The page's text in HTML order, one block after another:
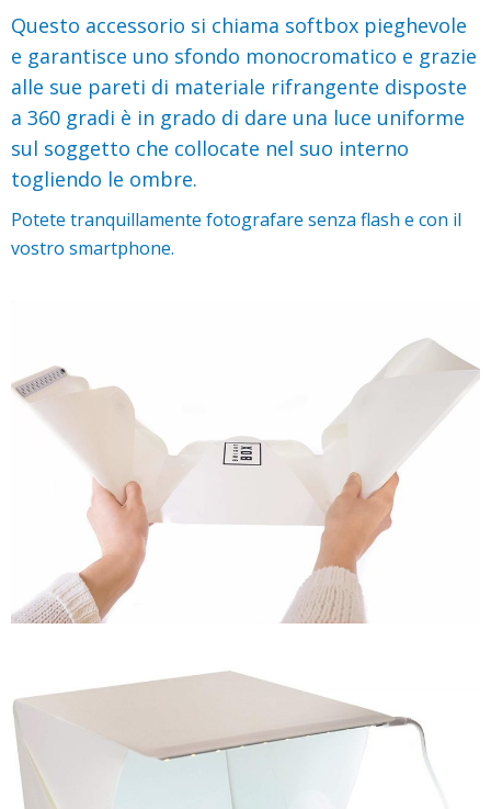
Questo accessorio si chiama softbox pieghevole
e garantisce uno sfondo monocromatico e grazie
alle sue pareti di materiale rifrangente disposte
a 360 gradi è in grado di dare una luce uniforme
sul soggetto che collocate nel suo interno
togliendo le ombre.
Potete tranquillamente fotografare senza flash e con il
vostro smartphone.